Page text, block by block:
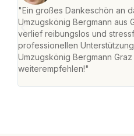
"Ein großes Dankeschön an
Umzugskönig Bergmann aus
verlief reibungslos und
professionellen
Umzugskönig Bergmann
weiterempfehlen!"